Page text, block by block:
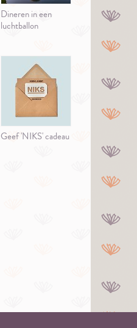
Dineren in een
luchtballon
Geef 'NIKS' cadeau